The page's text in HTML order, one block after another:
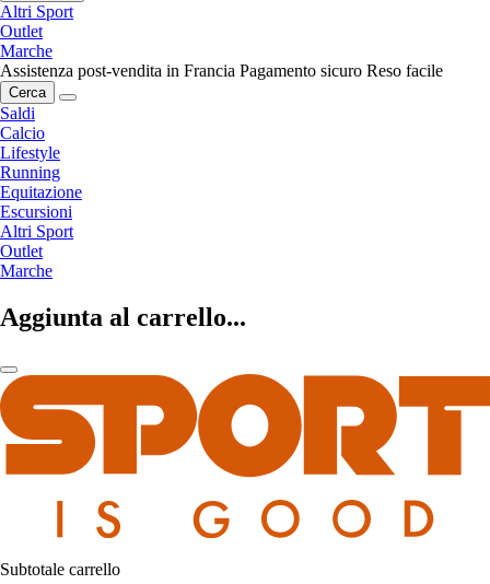
Altri Sport
Outlet
Marche
Assistenza post-vendita in Francia Pagamento sicuro Reso facile
Cerca
Saldi
Calcio
Lifestyle
Running
Equitazione
Escursioni
Altri Sport
Outlet
Marche
Aggiunta al carrello...
Subtotale carrello